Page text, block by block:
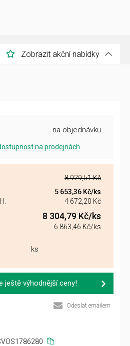
Zobrazit akční nabídky
na objednávku
na prodejnách
8 929,51 Kč
5 653,36 Kč/ks
4 672,20 Kč
8 304,79 Kč/ks
6 863,46 Kč/ks
ks
ještě výhodnější ceny!
Odeslat emailem